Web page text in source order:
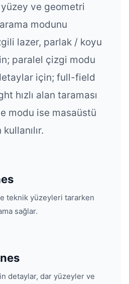
yüzey ve geometri
modunu
lazer, parlak / koyu
paralel çizgi modu
için; full-field
hızlı alan taraması
modu ise masaüstü
teknik yüzeyleri tararken
sağlar.
detaylar, dar yüzeyler ve